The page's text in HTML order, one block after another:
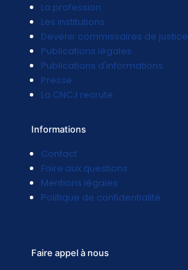
La profession
Les institutions
Devenir commissaires de justice
Publications légales
Publications d'informations
Presse
La CNCJ recrute
Informations
Contact
Foire aux questions
Mentions légales
Politique de confidentialité
Faire appel à nous